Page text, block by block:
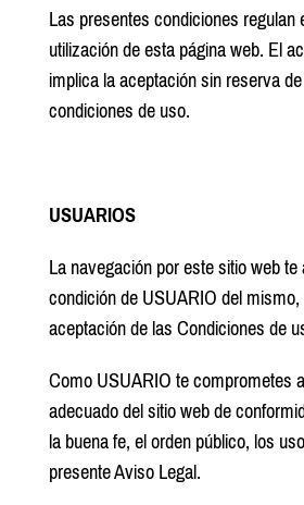
Las presentes condiciones
utilización de esta página web. El
implica la aceptación sin reserva
condiciones de uso.
USUARIOS
La navegación por este sitio web
condición de USUARIO del
aceptación de las Condiciones de
Como USUARIO te comprometes
adecuado del sitio web de
la buena fe, el orden público, los
presente Aviso Legal.